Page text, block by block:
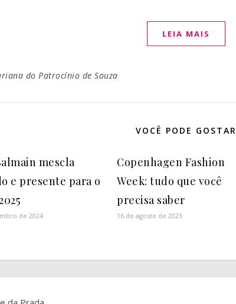
LEIA MAIS
do Patrocínio de Souza
VOCÊ PODE GOSTAR
mescla
e presente para o
de 2024
Copenhagen Fashion
Week: tudo que você
precisa saber
16 de agosto de 2023